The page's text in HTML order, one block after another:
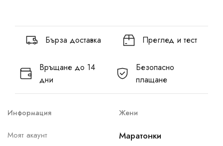
Бърза доставка Преглед и тест
Връщане до 14
дни
Безопасно
плащане
Информация
Моят акаунт
Жени
Маратонки